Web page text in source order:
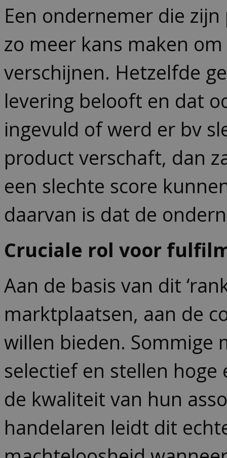
Een ondernemer die
zo meer kans maken
verschijnen. Hetzelfde
levering belooft en dat
ingevuld of werd er bv
product verschaft, dan
een slechte score
daarvan is dat de
Cruciale rol voor
Aan de basis van dit
marktplaatsen, aan de
willen bieden. Sommige
selectief en stellen hoge
de kwaliteit van hun
handelaren leidt dit